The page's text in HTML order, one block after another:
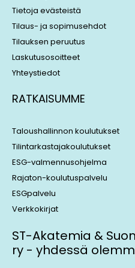
Tietoja evästeistä
Tilaus- ja sopimusehdot
Tilauksen peruutus
Laskutusosoitteet
Yhteystiedot
RATKAISUMME
Taloushallinnon koulutukset
Tilintarkastajakoulutukset
ESG-valmennusohjelma
Rajaton-koulutuspalvelu
ESGpalvelu
Verkkokirjat
ST-Akatemia &
ry - yhdessä